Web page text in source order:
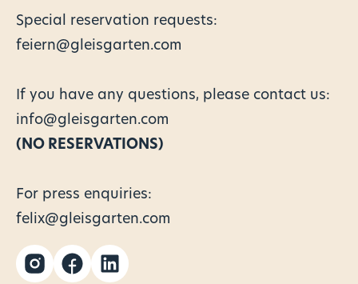
Special reservation requests:
feiern@gleisgarten.com
If you have any questions, please contact us:
info@gleisgarten.com
(NO RESERVATIONS)
For press enquiries:
felix@gleisgarten.com